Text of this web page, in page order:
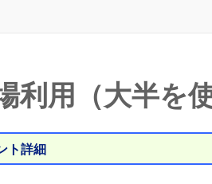
利用（大半を使
ト詳細